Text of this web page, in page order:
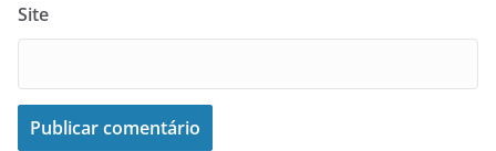
Site